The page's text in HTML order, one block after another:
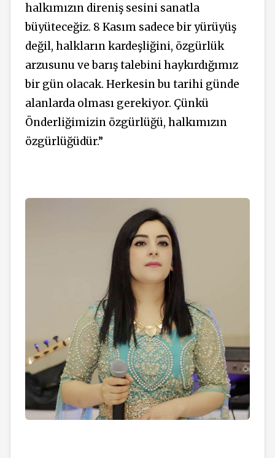
halkımızın direniş sesini sanatla
büyüteceğiz. 8 Kasım sadece bir yürüyüş
değil, halkların kardeşliğini, özgürlük
arzusunu ve barış talebini haykırdığımız
bir gün olacak. Herkesin bu tarihi günde
alanlarda olması gerekiyor. Çünkü
Önderliğimizin özgürlüğü, halkımızın
özgürlüğüdür.”